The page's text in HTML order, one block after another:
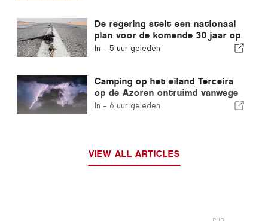
De regering stelt een nationaal
plan voor de komende 30 jaar op
om de weerbaarheid van
In - 5 uur geleden
Camping op het eiland Terceira
op de Azoren ontruimd vanwege
storm
In - 6 uur geleden
VIEW ALL ARTICLES